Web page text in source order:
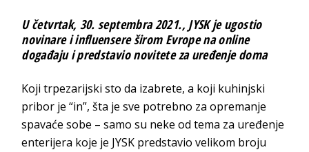
U četvrtak, 30. septembra 2021., JYSK je ugostio
novinare i influensere širom Evrope na online
događaju i predstavio novitete za uređenje doma
Koji trpezarijski sto da izabrete, a koji kuhinjski
pribor je “in”, šta je sve potrebno za opremanje
spavaće sobe – samo su neke od tema za uređenje
enterijera koje je JYSK predstavio velikom broju